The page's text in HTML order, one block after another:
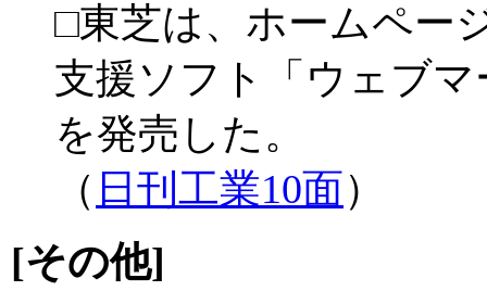
□東芝は、ホームペー
支援ソフト「ウェブ
を発売した。
（ 日刊工業10面）
[その他]